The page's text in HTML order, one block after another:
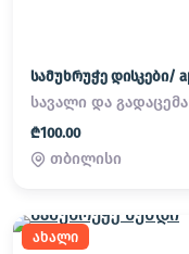
სავალი და გადაცემა
₾100.00
თბილისი
ახალი